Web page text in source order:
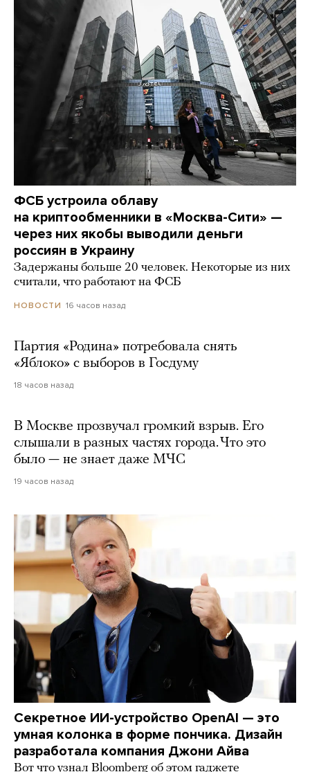
ФСБ устроила облаву
на криптообменники в «Москва-Сити» —
через них якобы выводили деньги
россиян в Украину
Задержаны больше 20 человек. Некоторые из них
считали, что работают на ФСБ
НОВОСТИ 16 часов назад
Партия «Родина» потребовала снять
«Яблоко» с выборов в Госдуму
18 часов назад
В Москве прозвучал громкий взрыв. Его
слышали в разных частях города. Что это
было — не знает даже МЧС
19 часов назад
Секретное ИИ-устройство OpenAI — это
умная колонка в форме пончика. Дизайн
разработала компания Джони Айва
Вот что узнал Bloomberg об этом гаджете